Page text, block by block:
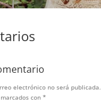
electrónico no será publicada.
con *